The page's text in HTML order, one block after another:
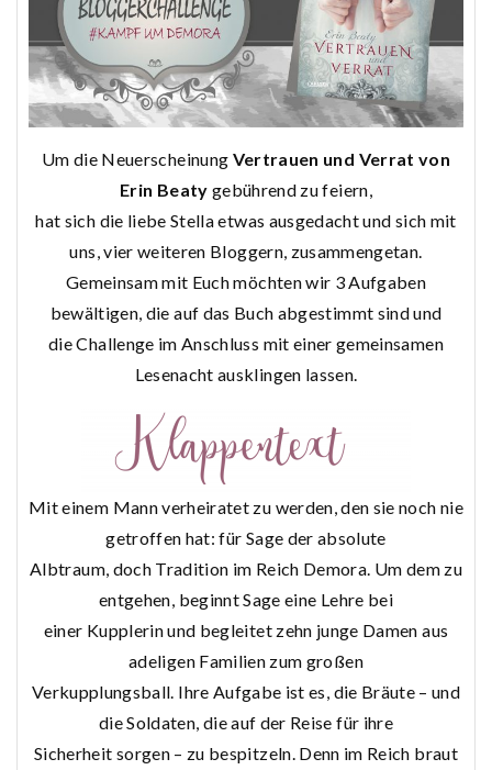
Um die Neuerscheinung Vertrauen und Verrat von
Erin Beaty gebührend zu feiern,
hat sich die liebe Stella etwas ausgedacht und sich mit
uns, vier weiteren Bloggern, zusammengetan.
Gemeinsam mit Euch möchten wir 3 Aufgaben
bewältigen, die auf das Buch abgestimmt sind und
die Challenge im Anschluss mit einer gemeinsamen
Lesenacht ausklingen lassen.
Mit einem Mann verheiratet zu werden, den sie noch nie
getroffen hat: für Sage der absolute
Albtraum, doch Tradition im Reich Demora. Um dem zu
entgehen, beginnt Sage eine Lehre bei
einer Kupplerin und begleitet zehn junge Damen aus
adeligen Familien zum großen
Verkupplungsball. Ihre Aufgabe ist es, die Bräute – und
die Soldaten, die auf der Reise für ihre
Sicherheit sorgen – zu bespitzeln. Denn im Reich braut